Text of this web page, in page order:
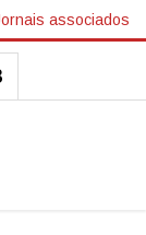
associados